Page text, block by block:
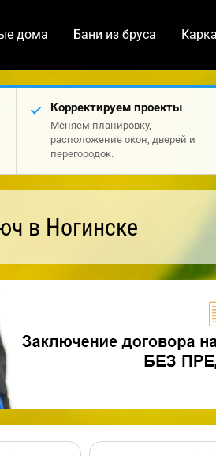
дома Бани из бруса
Корректируем проекты
Меняем планировку,
расположение окон, дверей и
перегородок.
в Ногинске